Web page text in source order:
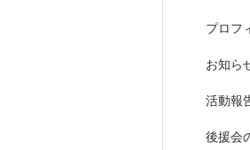
プロフ
お知ら
活動報
後援会